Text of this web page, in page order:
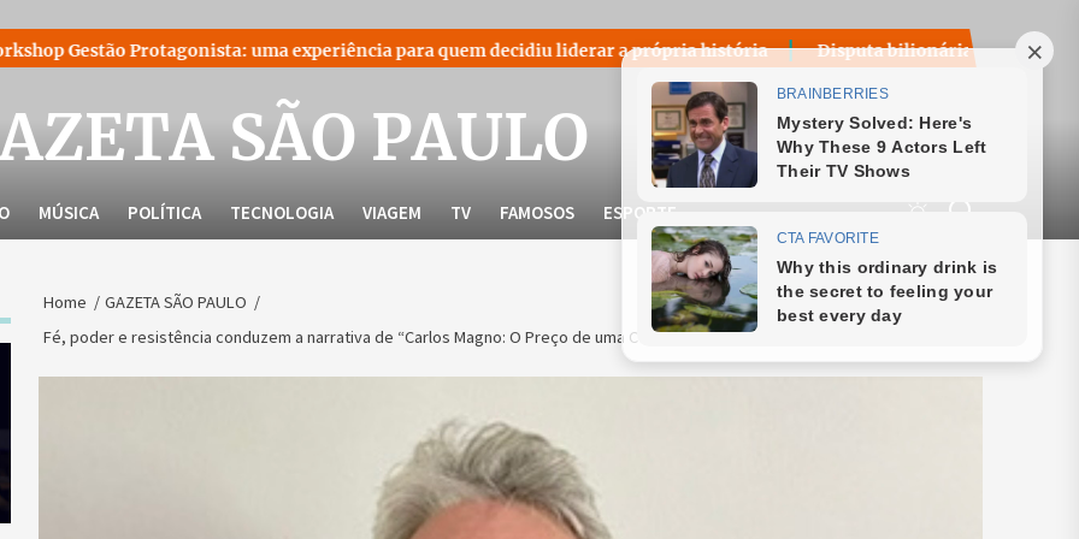
uma experiência para quem decidiu liderar a própria história Disputa bilionária sobre royalties do petróleo
SÃO PAULO
MÚSICA POLÍTICA TECNOLOGIA VIAGEM TV FAMOSOS ESPORTE
Home
GAZETA SÃO PAULO
Fé, poder e resistência conduzem a narrativa de “Carlos Magno: O Preço de uma Coroa”, de Jesu Andrade